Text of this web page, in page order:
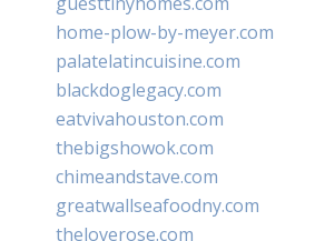
home-plow-by-meyer.com
palatelatincuisine.com
blackdoglegacy.com
eatvivahouston.com
thebigshowok.com
chimeandstave.com
greatwallseafoodny.com
theloverose.com